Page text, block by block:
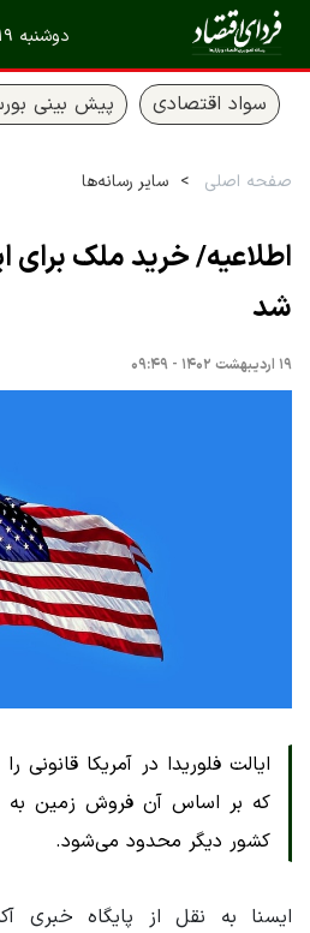
دوشنبه ۱۹ مرداد ۱۴۰۵
سواد اقتصادی پیش بینی
صفحه اصلی سایر رسانه‌ها
اطلاعیه/ خرید ملک برای
شد
۱۹ اردیبهشت ۱۴۰۲ - ۰۹:۴۹
ایالت فلوریدا در آمریکا
که بر اساس آن فروش زمین به
کشور دیگر محدود می‌شود.
ایسنا به نقل از پایگاه خبری